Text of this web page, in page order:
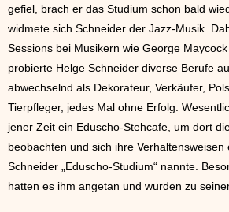
gefiel, brach er das Studium schon bald
widmete sich Schneider der Jazz-Musik.
Sessions bei Musikern wie George
probierte Helge Schneider diverse Berufe
abwechselnd als Dekorateur, Verkäufer,
Tierpfleger, jedes Mal ohne Erfolg.
jener Zeit ein Eduscho-Stehcafe, um dort
beobachten und sich ihre Verhaltensweisen
Schneider „Eduscho-Studium“ nannte.
hatten es ihm angetan und wurden zu